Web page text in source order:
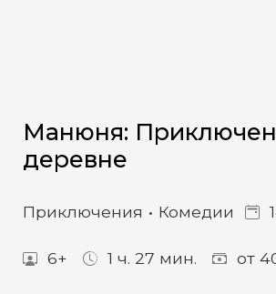
Манюня:
деревне
Приключения Комедии
6+ 1 ч. 27 мин. от